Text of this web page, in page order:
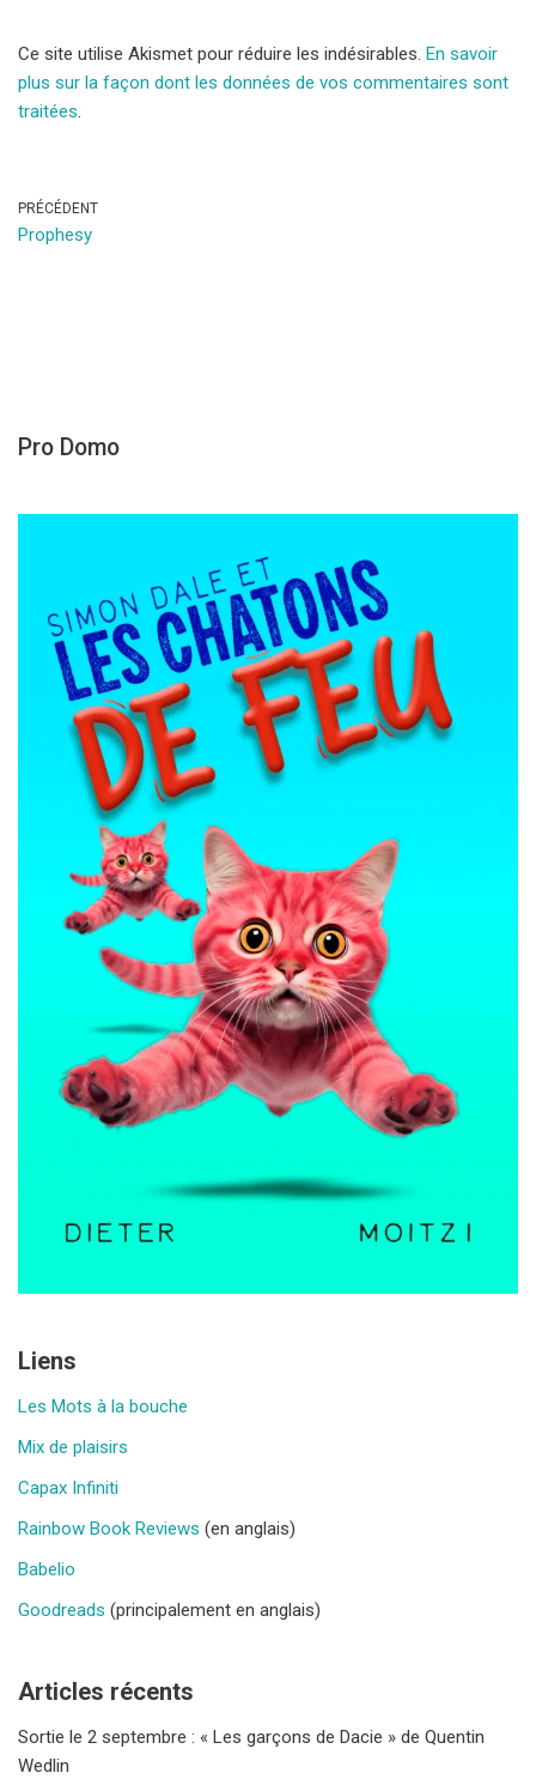
Ce site utilise Akismet pour réduire les indésirables. En savoir
plus sur la façon dont les données de vos commentaires sont
traitées.
PRÉCÉDENT
Prophesy
Pro Domo
Liens
Les Mots à la bouche
Mix de plaisirs
Capax Infiniti
Rainbow Book Reviews (en anglais)
Babelio
Goodreads (principalement en anglais)
Articles récents
Sortie le 2 septembre : « Les garçons de Dacie » de Quentin
Wedlin